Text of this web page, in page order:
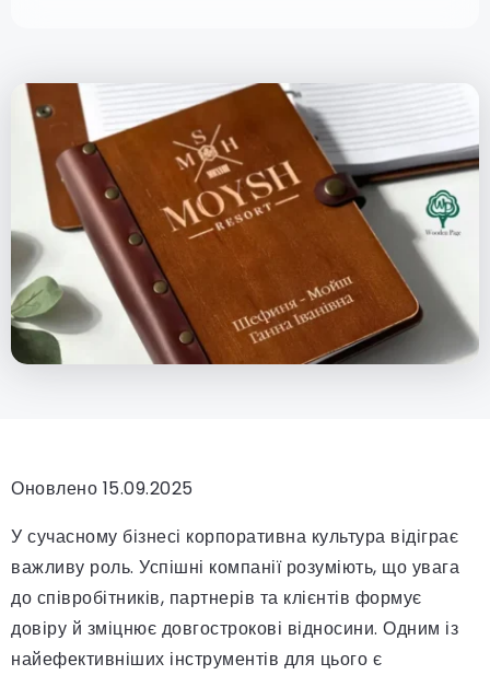
Оновлено 15.09.2025
У сучасному бізнесі корпоративна культура відіграє
важливу роль. Успішні компанії розуміють, що увага
до співробітників, партнерів та клієнтів формує
довіру й зміцнює довгострокові відносини. Одним із
найефективніших інструментів для цього є